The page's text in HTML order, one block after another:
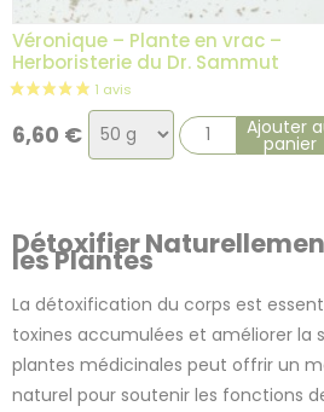
Détoxifier
les Plantes
La détoxification du corps est
toxines accumulées et améliorer la
plantes médicinales peut offrir un
naturel pour soutenir les fonctions
Véronique – Plante en vrac –
Herboristerie du Dr. Sammut
6,60 € Choix
de
Ajouter
panier